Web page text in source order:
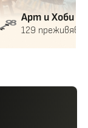
Арт и Хоби
129